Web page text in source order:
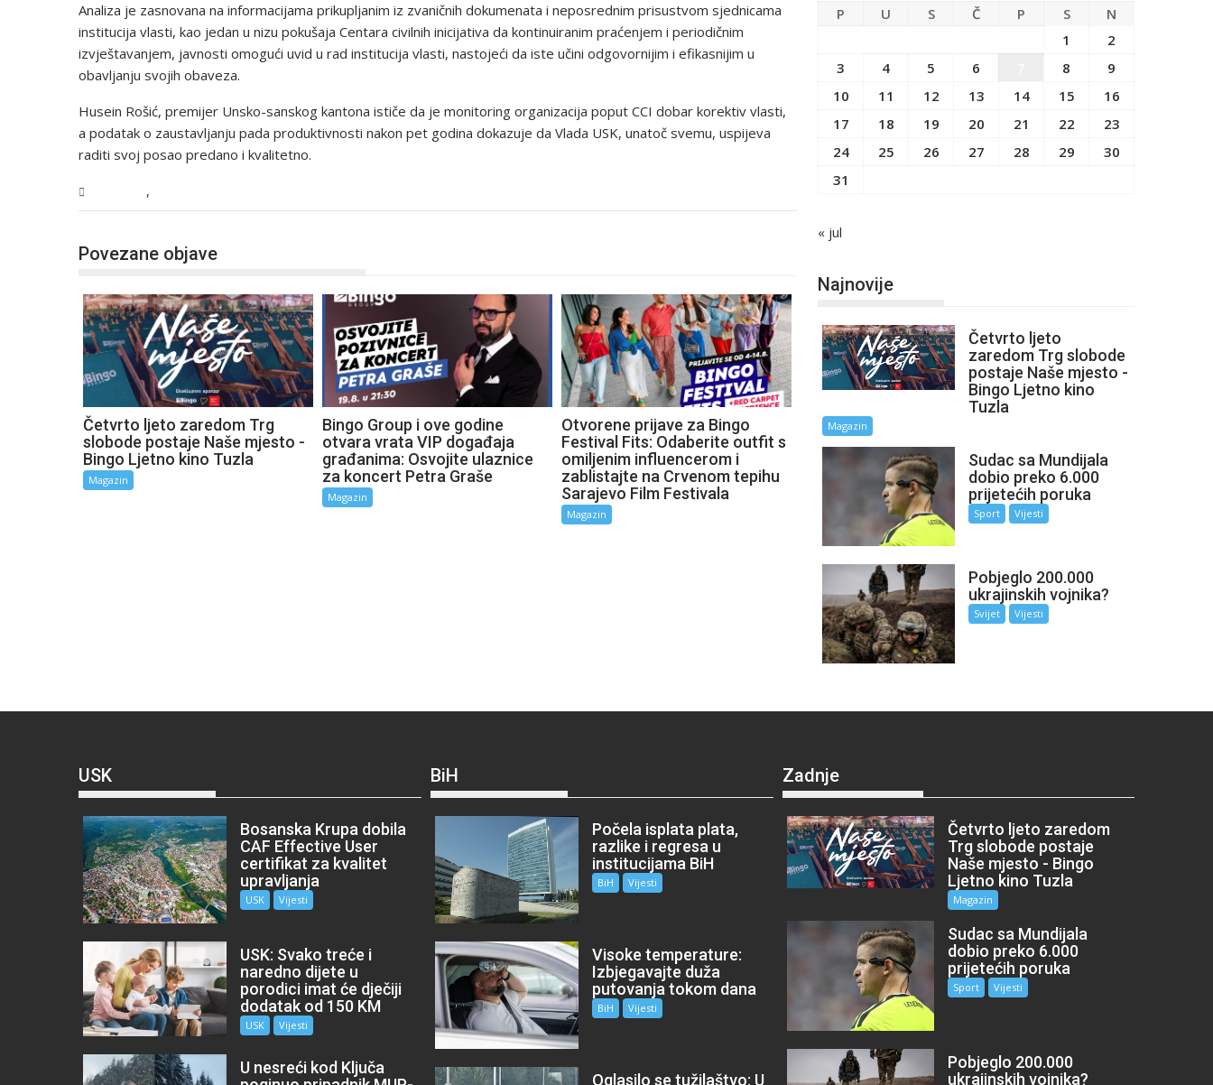
Analiza je zasnovana na informacijama prikupljanim iz zvaničnih dokumenata i neposrednim prisustvom sjednicama
institucija vlasti, kao jedan u nizu pokušaja Centara civilnih inicijativa da kontinuiranim praćenjem i periodičnim
izvještavanjem, javnosti omogući uvid u rad institucija vlasti, nastojeći da iste učini odgovornijim i efikasnijim u
obavljanju svojih obaveza.
Husein Rošić, premijer Unsko-sanskog kantona ističe da je monitoring organizacija poput CCI dobar korektiv vlasti,
a podatak o zaustavljanju pada produktivnosti nakon pet godina dokazuje da Vlada USK, unatoč svemu, uspijeva
raditi svoj posao predano i kvalitetno.
,
Povezane objave
Četvrto ljeto zaredom Trg
slobode postaje Naše mjesto -
Bingo Ljetno kino Tuzla
Magazin
Bingo Group i ove godine
otvara vrata VIP događaja
građanima: Osvojite ulaznice
za koncert Petra Graše
Magazin
Otvorene prijave za Bingo
Festival Fits: Odaberite outfit s
omiljenim influencerom i
zablistajte na Crvenom tepihu
Sarajevo Film Festivala
Magazin
P U S Č P S
N
1
2
3
4 5 6 8
9
10
11 12 13 14 15
16
17
18 19 20 21 22
23
24
25 26 27 28 29
30
31
« jul
Najnovije
Četvrto ljeto
zaredom Trg slobode
postaje Naše mjesto -
Bingo Ljetno kino
Tuzla
Magazin
Sudac sa Mundijala
dobio preko 6.000
prijetećih poruka
Sport Vijesti
Pobjeglo 200.000
ukrajinskih vojnika?
Svijet Vijesti
USK
Bosanska Krupa dobila
CAF Effective User
certifikat za kvalitet
upravljanja
USK Vijesti
USK: Svako treće i
naredno dijete u
porodici imat će dječiji
dodatak od 150 KM
USK Vijesti
U nesreći kod Ključa
BiH
Počela isplata plata,
razlike i regresa u
institucijama BiH
BiH Vijesti
Visoke temperature:
Izbjegavajte duža
putovanja tokom dana
BiH Vijesti
Oglasilo se tužilaštvo: U
Zadnje
Četvrto ljeto zaredom
Trg slobode postaje
Naše mjesto - Bingo
Ljetno kino Tuzla
Magazin
Sudac sa Mundijala
dobio preko 6.000
prijetećih poruka
Sport Vijesti
Pobjeglo 200.000
ukrajinskih vojnika?